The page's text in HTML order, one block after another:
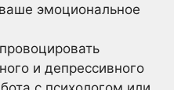
эмоциональное
и депрессивного